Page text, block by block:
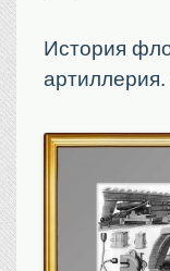
Портреты царской
Москва
Российская
Прочие
Старинные карты
История